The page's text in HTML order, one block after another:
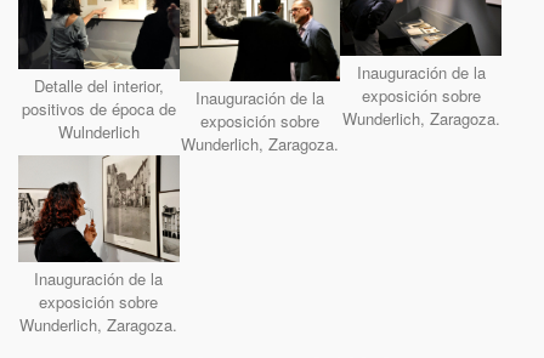
Detalle del interior,
positivos de época de
Wulnderlich
Inauguración de la
exposición sobre
Wunderlich, Zaragoza.
Inauguración de la
exposición sobre
Wunderlich, Zaragoza.
Inauguración de la
exposición sobre
Wunderlich, Zaragoza.